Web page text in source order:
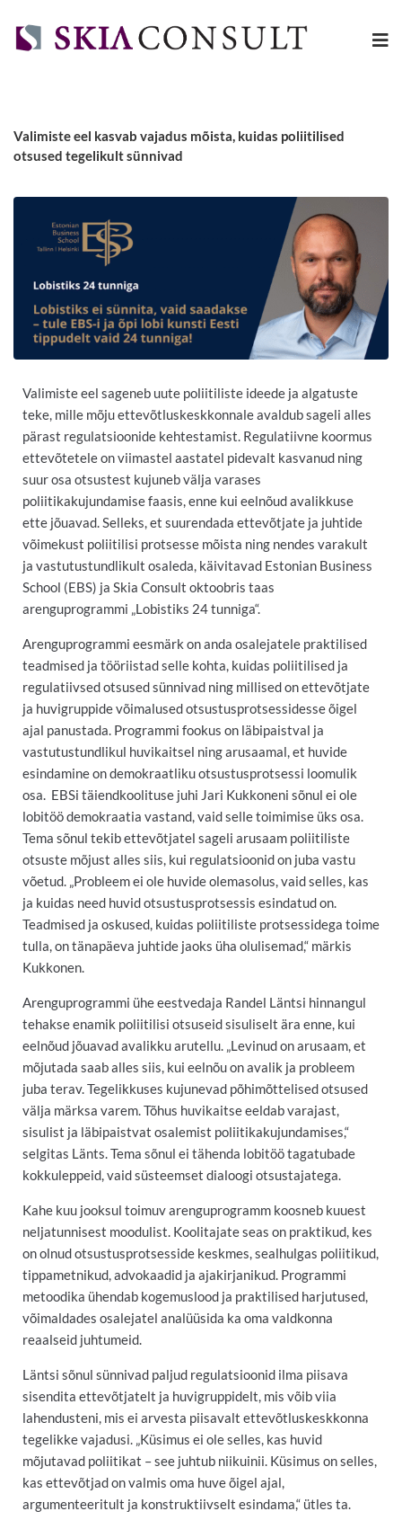
Valimiste eel kasvab vajadus mõista, kuidas poliitilised
otsused tegelikult sünnivad
Valimiste eel sageneb uute poliitiliste ideede ja algatuste
teke, mille mõju ettevõtluskeskkonnale avaldub sageli alles
pärast regulatsioonide kehtestamist. Regulatiivne koormus
ettevõtetele on viimastel aastatel pidevalt kasvanud ning
suur osa otsustest kujuneb välja varases
poliitikakujundamise faasis, enne kui eelnõud avalikkuse
ette jõuavad. Selleks, et suurendada ettevõtjate ja juhtide
võimekust poliitilisi protsesse mõista ning nendes varakult
ja vastutustundlikult osaleda, käivitavad Estonian Business
School (EBS) ja Skia Consult oktoobris taas
arenguprogrammi „Lobistiks 24 tunniga“.
Arenguprogrammi eesmärk on anda osalejatele praktilised
teadmised ja tööriistad selle kohta, kuidas poliitilised ja
regulatiivsed otsused sünnivad ning millised on ettevõtjate
ja huvigruppide võimalused otsustusprotsessidesse õigel
ajal panustada. Programmi fookus on läbipaistval ja
vastutustundlikul huvikaitsel ning arusaamal, et huvide
esindamine on demokraatliku otsustusprotsessi loomulik
osa. EBSi täiendkoolituse juhi Jari Kukkoneni sõnul ei ole
lobitöö demokraatia vastand, vaid selle toimimise üks osa.
Tema sõnul tekib ettevõtjatel sageli arusaam poliitiliste
otsuste mõjust alles siis, kui regulatsioonid on juba vastu
võetud. „Probleem ei ole huvide olemasolus, vaid selles, kas
ja kuidas need huvid otsustusprotsessis esindatud on.
Teadmised ja oskused, kuidas poliitiliste protsessidega toime
tulla, on tänapäeva juhtide jaoks üha olulisemad,“ märkis
Kukkonen.
Arenguprogrammi ühe eestvedaja Randel Läntsi hinnangul
tehakse enamik poliitilisi otsuseid sisuliselt ära enne, kui
eelnõud jõuavad avalikku arutellu. „Levinud on arusaam, et
mõjutada saab alles siis, kui eelnõu on avalik ja probleem
juba terav. Tegelikkuses kujunevad põhimõttelised otsused
välja märksa varem. Tõhus huvikaitse eeldab varajast,
sisulist ja läbipaistvat osalemist poliitikakujundamises,“
selgitas Länts. Tema sõnul ei tähenda lobitöö tagatubade
kokkuleppeid, vaid süsteemset dialoogi otsustajatega.
Kahe kuu jooksul toimuv arenguprogramm koosneb kuuest
neljatunnisest moodulist. Koolitajate seas on praktikud, kes
on olnud otsustusprotsesside keskmes, sealhulgas poliitikud,
tippametnikud, advokaadid ja ajakirjanikud. Programmi
metoodika ühendab kogemuslood ja praktilised harjutused,
võimaldades osalejatel analüüsida ka oma valdkonna
reaalseid juhtumeid.
Läntsi sõnul sünnivad paljud regulatsioonid ilma piisava
sisendita ettevõtjatelt ja huvigruppidelt, mis võib viia
lahendusteni, mis ei arvesta piisavalt ettevõtluskeskkonna
tegelikke vajadusi. „Küsimus ei ole selles, kas huvid
mõjutavad poliitikat – see juhtub niikuinii. Küsimus on selles,
kas ettevõtjad on valmis oma huve õigel ajal,
argumenteeritult ja konstruktiivselt esindama,“ ütles ta.